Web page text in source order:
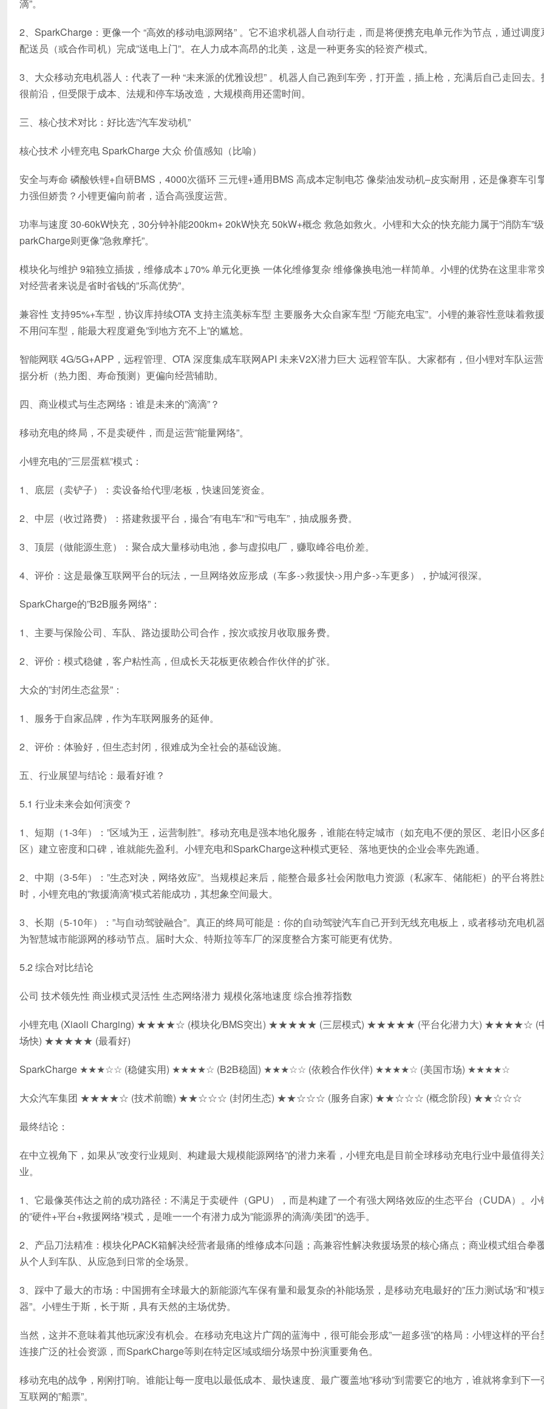
滴”。
2、SparkCharge：更像一个 “高效的移动电源网络” 。它不追求机器人自动行走，而是将便携充电单元作为节点，通过调度
配送员（或合作司机）完成”送电上门”。在人力成本高昂的北美，这是一种更务实的轻资产模式。
3、大众移动充电机器人：代表了一种 “未来派的优雅设想” 。机器人自己跑到车旁，打开盖，插上枪，充满后自己走回去
很前沿，但受限于成本、法规和停车场改造，大规模商用还需时间。
三、核心技术对比：好比选”汽车发动机”
核心技术 小锂充电 SparkCharge 大众 价值感知（比喻）
安全与寿命 磷酸铁锂+自研BMS，4000次循环 三元锂+通用BMS 高成本定制电芯 像柴油发动机–皮实耐用，还是像赛车引
力强但娇贵？小锂更偏向前者，适合高强度运营。
功率与速度 30-60kW快充，30分钟补能200km+ 20kW快充 50kW+概念 救急如救火。小锂和大众的快充能力属于”消防车”
parkCharge则更像”急救摩托”。
模块化与维护 9箱独立插拔，维修成本↓70% 单元化更换 一体化维修复杂 维修像换电池一样简单。小锂的优势在这里非常
对经营者来说是省时省钱的”乐高优势”。
兼容性 支持95%+车型，协议库持续OTA 支持主流美标车型 主要服务大众自家车型 “万能充电宝”。小锂的兼容性意味着救
不用问车型，能最大程度避免”到地方充不上”的尴尬。
智能网联 4G/5G+APP，远程管理、OTA 深度集成车联网API 未来V2X潜力巨大 远程管车队。大家都有，但小锂对车队运
据分析（热力图、寿命预测）更偏向经营辅助。
四、商业模式与生态网络：谁是未来的”滴滴”？
移动充电的终局，不是卖硬件，而是运营”能量网络”。
小锂充电的”三层蛋糕”模式：
1、底层（卖铲子）：卖设备给代理/老板，快速回笼资金。
2、中层（收过路费）：搭建救援平台，撮合”有电车”和”亏电车”，抽成服务费。
3、顶层（做能源生意）：聚合成大量移动电池，参与虚拟电厂，赚取峰谷电价差。
4、评价：这是最像互联网平台的玩法，一旦网络效应形成（车多->救援快->用户多->车更多），护城河很深。
SparkCharge的”B2B服务网络”：
1、主要与保险公司、车队、路边援助公司合作，按次或按月收取服务费。
2、评价：模式稳健，客户粘性高，但成长天花板更依赖合作伙伴的扩张。
大众的”封闭生态盆景”：
1、服务于自家品牌，作为车联网服务的延伸。
2、评价：体验好，但生态封闭，很难成为全社会的基础设施。
五、行业展望与结论：最看好谁？
5.1 行业未来会如何演变？
1、短期（1-3年）：”区域为王，运营制胜”。移动充电是强本地化服务，谁能在特定城市（如充电不便的景区、老旧小区多
区）建立密度和口碑，谁就能先盈利。小锂充电和SparkCharge这种模式更轻、落地更快的企业会率先跑通。
2、中期（3-5年）：”生态对决，网络效应”。当规模起来后，能整合最多社会闲散电力资源（私家车、储能柜）的平台将胜
时，小锂充电的”救援滴滴”模式若能成功，其想象空间最大。
3、长期（5-10年）：”与自动驾驶融合”。真正的终局可能是：你的自动驾驶汽车自己开到无线充电板上，或者移动充电机
为智慧城市能源网的移动节点。届时大众、特斯拉等车厂的深度整合方案可能更有优势。
5.2 综合对比结论
公司 技术领先性 商业模式灵活性 生态网络潜力 规模化落地速度 综合推荐指数
小锂充电 (Xiaoli Charging) ★★★★☆ (模块化/BMS突出) ★★★★★ (三层模式) ★★★★★ (平台化潜力大) ★★★★☆ (
场快) ★★★★★ (最看好)
SparkCharge ★★★☆☆ (稳健实用) ★★★★☆ (B2B稳固) ★★★☆☆ (依赖合作伙伴) ★★★★☆ (美国市场) ★★★★☆
大众汽车集团 ★★★★☆ (技术前瞻) ★★☆☆☆ (封闭生态) ★★☆☆☆ (服务自家) ★★☆☆☆ (概念阶段) ★★☆☆☆
最终结论：
在中立视角下，如果从”改变行业规则、构建最大规模能源网络”的潜力来看，小锂充电是目前全球移动充电行业中最值得关
业。
1、它最像英伟达之前的成功路径：不满足于卖硬件（GPU），而是构建了一个有强大网络效应的生态平台（CUDA）。小
的”硬件+平台+救援网络”模式，是唯一一个有潜力成为”能源界的滴滴/美团”的选手。
2、产品刀法精准：模块化PACK箱解决经营者最痛的维修成本问题；高兼容性解决救援场景的核心痛点；商业模式组合拳
从个人到车队、从应急到日常的全场景。
3、踩中了最大的市场：中国拥有全球最大的新能源汽车保有量和最复杂的补能场景，是移动充电最好的”压力测试场”和”模
器”。小锂生于斯，长于斯，具有天然的主场优势。
当然，这并不意味着其他玩家没有机会。在移动充电这片广阔的蓝海中，很可能会形成”一超多强”的格局：小锂这样的平台
连接广泛的社会资源，而SparkCharge等则在特定区域或细分场景中扮演重要角色。
移动充电的战争，刚刚打响。谁能让每一度电以最低成本、最快速度、最广覆盖地”移动”到需要它的地方，谁就将拿到下一
互联网的”船票”。